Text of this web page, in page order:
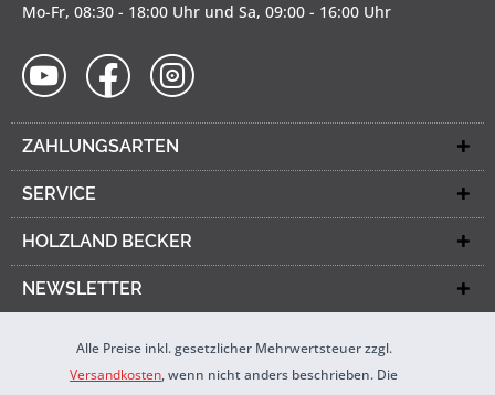
Mo-Fr, 08:30 - 18:00 Uhr und Sa, 09:00 - 16:00 Uhr
ZAHLUNGSARTEN
SERVICE
HOLZLAND BECKER
NEWSLETTER
Alle Preise inkl. gesetzlicher Mehrwertsteuer zzgl.
Versandkosten, wenn nicht anders beschrieben. Die